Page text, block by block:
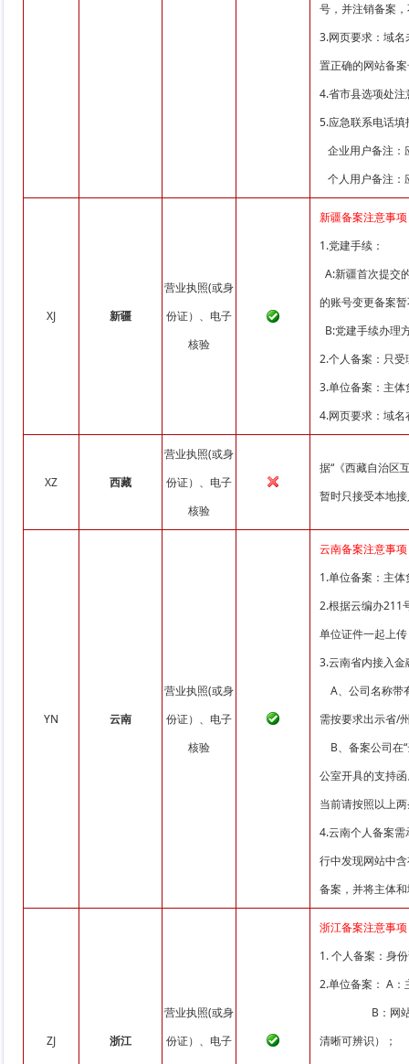
号，并注销备案
3.网页要求：域
置正确的网站备
4.省市县选项处
5.应急联系电话
企业用户备注：
个人用户备注：
XJ 新疆
营业执照(或身
份证）、电子
核验
新疆备案注意事项
1.党建手续：
A:新疆首次提交
的账号变更备案
B:党建手续办理
2.个人备案：只
3.单位备案：主
4.网页要求：域
XZ 西藏
营业执照(或身
份证）、电子
核验
据“《西藏自治区
暂时只接受本地
YN 云南
营业执照(或身
份证）、电子
核验
云南备案注意事项
1.单位备案：主
2.根据云编办211
单位证件一起上
3.云南省内接入
A、公司名称带
需按要求出示省/
B、备案公司在
公室开具的支持
当前请按照以上
4.云南个人备案
行中发现网站中
备案，并将主体
ZJ 浙江
营业执照(或身
份证）、电子
浙江备案注意事项
1. 个人备案：身
2.单位备案： A
B：网站负责
清晰可辨识）；